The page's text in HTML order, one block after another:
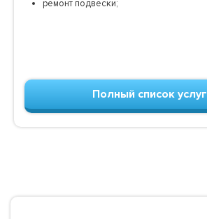
ремонт подвески;
Полный список услуг